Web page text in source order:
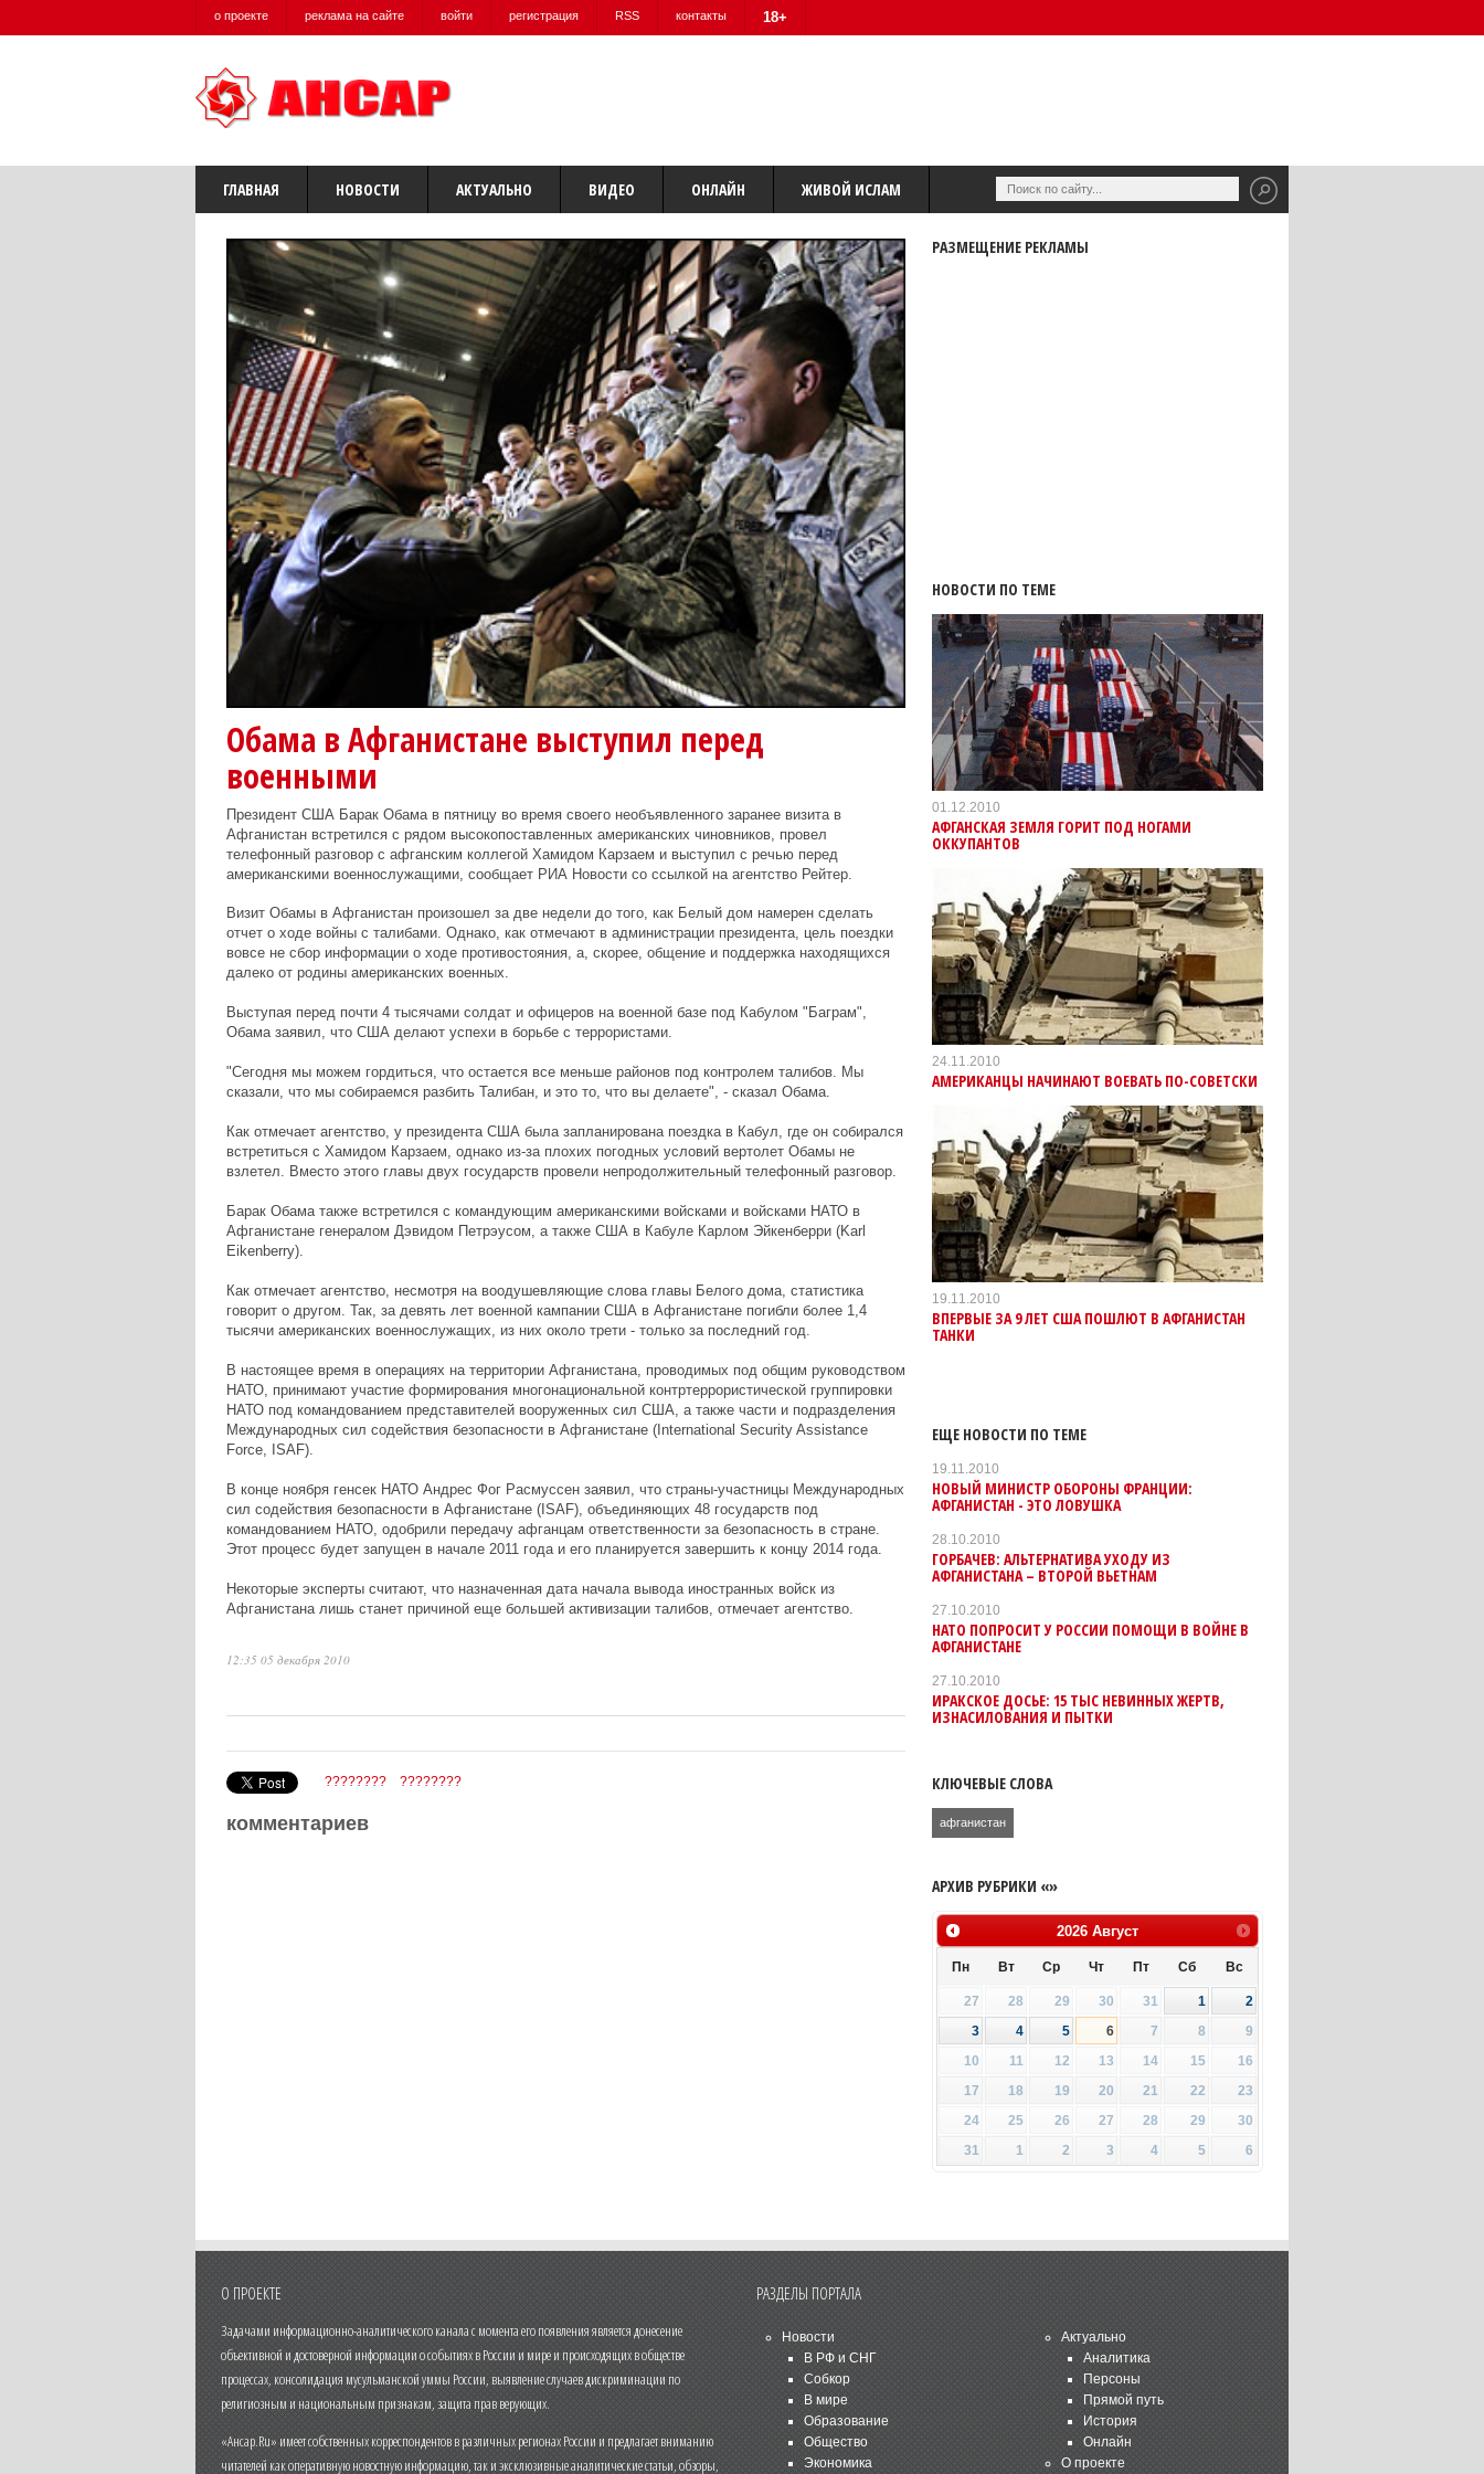
о проекте реклама на сайте войти регистрация RSS контакты 18+
ГЛАВНАЯ НОВОСТИ АКТУАЛЬНО ВИДЕО ОНЛАЙН ЖИВОЙ ИСЛАМ
Обама в Афганистане выступил перед
военными
Президент США Барак Обама в пятницу во время своего необъявленного заранее визита в
Афганистан встретился с рядом высокопоставленных американских чиновников, провел
телефонный разговор с афганским коллегой Хамидом Карзаем и выступил с речью перед
американскими военнослужащими, сообщает РИА Новости со ссылкой на агентство Рейтер.
Визит Обамы в Афганистан произошел за две недели до того, как Белый дом намерен сделать
отчет о ходе войны с талибами. Однако, как отмечают в администрации президента, цель поездки
вовсе не сбор информации о ходе противостояния, а, скорее, общение и поддержка находящихся
далеко от родины американских военных.
Выступая перед почти 4 тысячами солдат и офицеров на военной базе под Кабулом "Баграм",
Обама заявил, что США делают успехи в борьбе с террористами.
"Сегодня мы можем гордиться, что остается все меньше районов под контролем талибов. Мы
сказали, что мы собираемся разбить Талибан, и это то, что вы делаете", - сказал Обама.
Как отмечает агентство, у президента США была запланирована поездка в Кабул, где он собирался
встретиться с Хамидом Карзаем, однако из-за плохих погодных условий вертолет Обамы не
взлетел. Вместо этого главы двух государств провели непродолжительный телефонный разговор.
Барак Обама также встретился с командующим американскими войсками и войсками НАТО в
Афганистане генералом Дэвидом Петрэусом, а также США в Кабуле Карлом Эйкенберри (Karl
Eikenberry).
Как отмечает агентство, несмотря на воодушевляющие слова главы Белого дома, статистика
говорит о другом. Так, за девять лет военной кампании США в Афганистане погибли более 1,4
тысячи американских военнослужащих, из них около трети - только за последний год.
В настоящее время в операциях на территории Афганистана, проводимых под общим руководством
НАТО, принимают участие формирования многонациональной контртеррористической группировки
НАТО под командованием представителей вооруженных сил США, а также части и подразделения
Международных сил содействия безопасности в Афганистане (International Security Assistance
Force, ISAF).
В конце ноября генсек НАТО Андрес Фог Расмуссен заявил, что страны-участницы Международных
сил содействия безопасности в Афганистане (ISAF), объединяющих 48 государств под
командованием НАТО, одобрили передачу афганцам ответственности за безопасность в стране.
Этот процесс будет запущен в начале 2011 года и его планируется завершить к концу 2014 года.
Некоторые эксперты считают, что назначенная дата начала вывода иностранных войск из
Афганистана лишь станет причиной еще большей активизации талибов, отмечает агентство.
12:35 05 декабря 2010
???????? ????????
комментариев
РАЗМЕЩЕНИЕ РЕКЛАМЫ
НОВОСТИ ПО ТЕМЕ
01.12.2010
АФГАНСКАЯ ЗЕМЛЯ ГОРИТ ПОД НОГАМИ
ОККУПАНТОВ
24.11.2010
АМЕРИКАНЦЫ НАЧИНАЮТ ВОЕВАТЬ ПО-СОВЕТСКИ
19.11.2010
ВПЕРВЫЕ ЗА 9 ЛЕТ США ПОШЛЮТ В АФГАНИСТАН
ТАНКИ
ЕЩЕ НОВОСТИ ПО ТЕМЕ
19.11.2010
НОВЫЙ МИНИСТР ОБОРОНЫ ФРАНЦИИ:
АФГАНИСТАН - ЭТО ЛОВУШКА
28.10.2010
ГОРБАЧЕВ: АЛЬТЕРНАТИВА УХОДУ ИЗ
АФГАНИСТАНА – ВТОРОЙ ВЬЕТНАМ
27.10.2010
НАТО ПОПРОСИТ У РОССИИ ПОМОЩИ В ВОЙНЕ В
АФГАНИСТАНЕ
27.10.2010
ИРАКСКОЕ ДОСЬЕ: 15 ТЫС НЕВИННЫХ ЖЕРТВ,
ИЗНАСИЛОВАНИЯ И ПЫТКИ
КЛЮЧЕВЫЕ СЛОВА
афганистан
АРХИВ РУБРИКИ «»
2026 Август
Пн Вт Ср Чт Пт Сб Вс
27 28 29 30 31 1
2
3
4 5 6 7 8
9
10
11 12 13 14 15
16
17
18 19 20 21 22
23
24
25 26 27 28 29
30
31
1 2 3 4 5 6
О ПРОЕКТЕ
Задачами информационно-аналитического канала с момента его появления является донесение
объективной и достоверной информации о событиях в России и мире и происходящих в обществе
процессах, консолидация мусульманской уммы России, выявление случаев дискриминации по
религиозным и национальным признакам, защита прав верующих.
«Ансар.Ru» имеет собственных корреспондентов в различных регионах России и предлагает вниманию
читателей как оперативную новостную информацию, так и эксклюзивные аналитические статьи, обзоры,
РАЗДЕЛЫ ПОРТАЛА
Новости
В РФ и СНГ
Собкор
В мире
Образование
Общество
Экономика
Актуально
Аналитика
Персоны
Прямой путь
История
Онлайн
О проекте